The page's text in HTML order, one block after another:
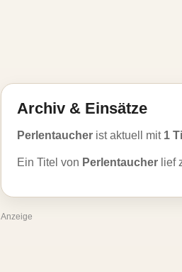
Archiv & Einsätze
Perlentaucher ist aktuell mit 1
Ein Titel von Perlentaucher lief
Anzeige